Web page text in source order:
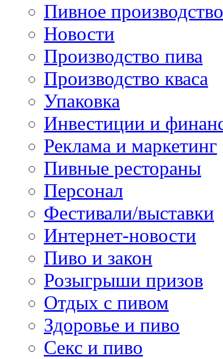
Пивное производство
Новости
Производство пива
Производство кваса
Упаковка
Инвестиции и
Реклама и маркетинг
Пивные рестораны
Персонал
Фестивали/выставки
Интернет-новости
Пиво и закон
Розыгрыши призов
Отдых с пивом
Здоровье и пиво
Секс и пиво